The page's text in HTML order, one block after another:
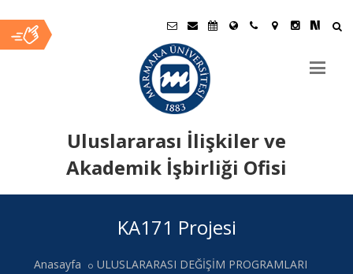
Uluslararası İlişkiler ve
Akademik İşbirliği Ofisi
KA171 Projesi
Anasayfa
ULUSLARARASI DEĞİŞİM PROGRAMLARI